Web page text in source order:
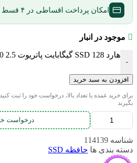
امکان پرداخت اقساطی در ۴ قسط
موجود در انبار
-
هارد SSD 128 گیگابایت پاتریوت PATRIOT P210 2.5 عدد
افزودن به سبد خرید
برای خرید عمده یا تعداد بالا، درخواست خود را ثبت
بگیرند
درخواست
شناسه 114139
دسته بندی ها حافظه SSD